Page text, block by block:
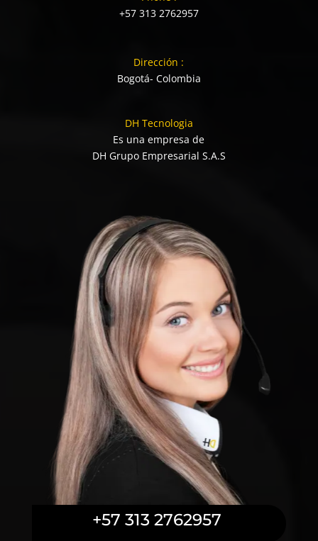
+57 313 2762957
Dirección :
Bogotá- Colombia
DH Tecnologia
Es una empresa de
DH Grupo Empresarial S.A.S
+57 313 2762957